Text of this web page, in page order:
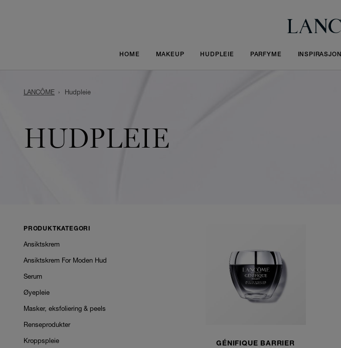
HOME MAKEUP HUDPLEIE PARFYME INSPIRASJON
LANCÔME Hudpleie
HUDPLEIE
PRODUKTKATEGORI
Ansiktskrem
Ansiktskrem For Moden Hud
Serum
Øyepleie
Masker, eksfoliering & peels
Renseprodukter
Kroppspleie
GÉNIFIQUE BARRIER